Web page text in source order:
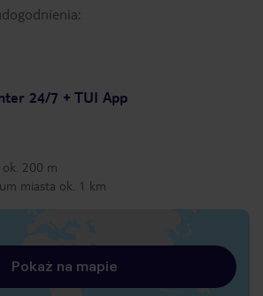
24/7 + TUI App
ok. 200 m
miasta ok. 1 km
Pokaż na mapie